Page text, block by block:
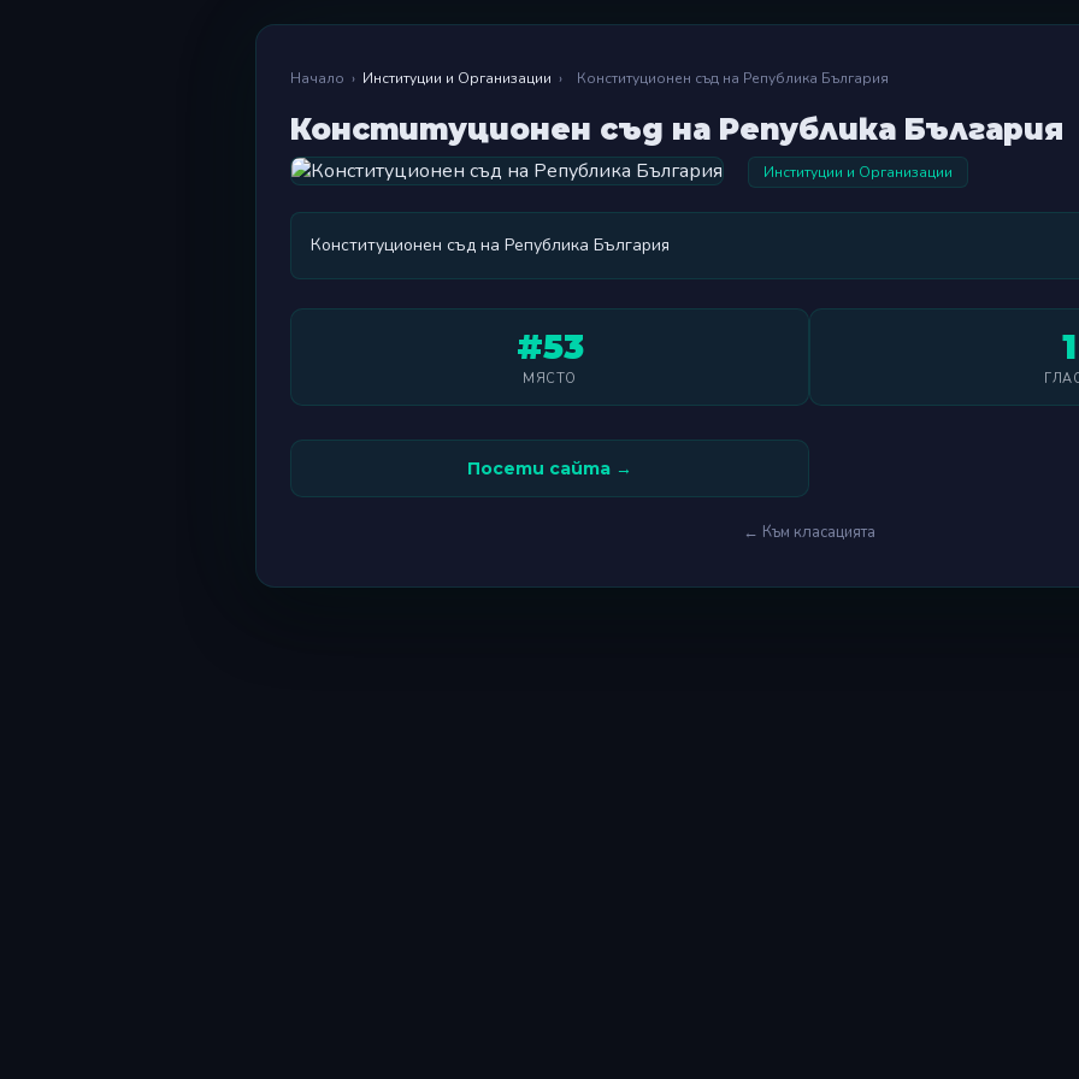
Начало › Институции и Организации › Конституционен съд на Република България
Конституционен съд на Република България
Институции и Организации
Конституционен съд на Република България
#53
МЯСТО
1
Посети сайта →
← Към класацията